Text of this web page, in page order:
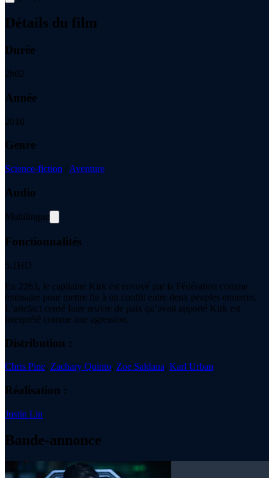
Détails du film
Durée
2h02
Année
2016
Genre
Science-fiction / Aventure
Audio
Multilingue
Fonctionnalités
5.1 HD
En 2263, le capitaine Kirk est envoyé par la Fédération comme
émissaire pour mettre fin à un conflit entre deux peuples ennemis.
L’artefact censé faire œuvre de paix qu’avait apporté Kirk est
interprété comme une agression.
Distribution :
Chris Pine, Zachary Quinto, Zoe Saldana, Karl Urban
Réalisation :
Justin Lin
Bande-annonce